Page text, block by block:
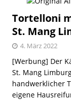
Tortelloni
St. Mang
4. März 2022
[Werbung] Der
St. Mang
handwerklicher
eigene